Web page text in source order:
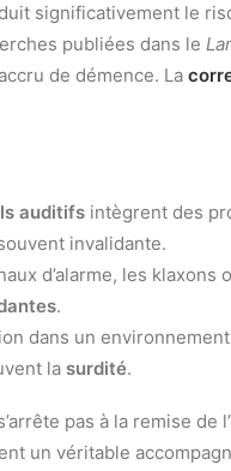
significativement le
publiées dans le
de démence. La
auditifs intègrent des
invalidante.
d’alarme, les klaxons
.
dans un environnement
la surdité.
pas à la remise de
un véritable